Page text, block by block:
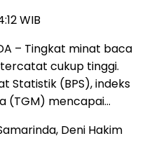
WIB
– Tingkat minat baca
cukup tinggi.
Statistik (BPS), indeks
(TGM) mencapai…